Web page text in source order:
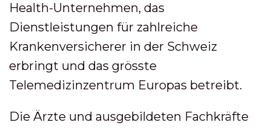
Health-Unternehmen, das
Dienstleistungen für zahlreiche
Krankenversicherer in der Schweiz
erbringt und das grösste
Telemedizinzentrum Europas betreibt.
Die Ärzte und ausgebildeten Fachkräfte